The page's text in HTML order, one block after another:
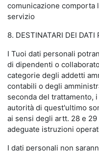
comunicazione comporta
servizio
8. DESTINATARI DEI DATI
I Tuoi dati personali
di dipendenti o
categorie degli addetti
contabili o degli
seconda del trattamento,
autorità di quest'ultimo
ai sensi degli artt. 28 e
adeguate istruzioni
I dati personali non